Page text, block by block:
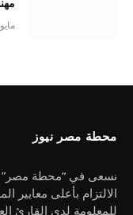
مايو 9, 2026
محطة مصر نيوز
نسعى في “محطة مصر”
الالتزام بأعلى معايير
للمعلومة لدى القارئ